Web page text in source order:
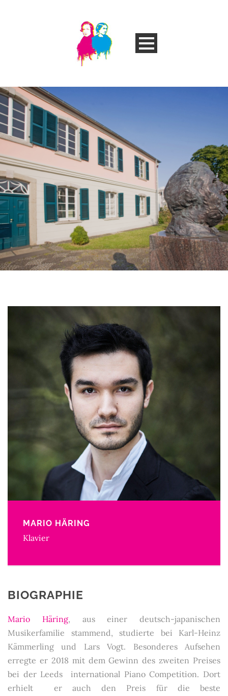
MARIO HÄRING
Klavier
BIOGRAPHIE
Mario Häring, aus einer deutsch-japanischen
Musikerfamilie stammend, studierte bei Karl-Heinz
Kämmerling und Lars Vogt. Besonderes Aufsehen
erregte er 2018 mit dem Gewinn des zweiten Preises
bei der Leeds international Piano Competition. Dort
erhielt er auch den Preis für die beste